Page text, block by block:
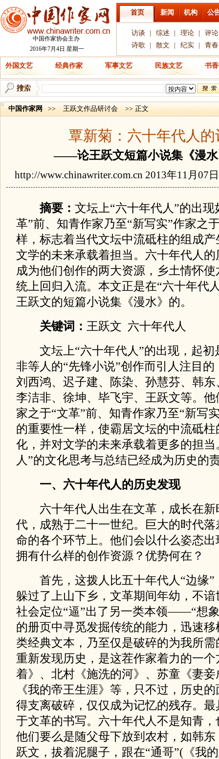
中国作家协会主办
2016年7月4日 星期一
首页 新闻 机构 公
访谈 综述 理论
评论
诗歌
散文 纪实 青春
外国文艺 经典作家 军事文艺 民族文艺 书
中国作家网 >> 王跃文作品研讨会 >> 正文
覃新菊：六十年代人
——论王跃文短篇小说集《漫水
http://www.chinawriter.com.cn 2013年11月07
摘要： 文坛上“六十年代人”的出
革”前、知青作家乃至“新写实”作家之
样，标志着当代文坛中流砥柱的组成
文学的未来承载着担当。六十年代人
成为他们创作的两大资源，乡土情怀
统上回归入流。本文正是在“六十年代
王跃文的短篇小说集《漫水》的。
关键词： 王跃文 六十年代人
文坛上“六十年代人”的出现，起初
非等人的“先锋小说”创作而引人注目
刘西鸿、迟子建、陈染、孙慧芬、韩
李洁非、徐坤、毕飞宇、王跃文等。
家之于“文革”前、知青作家乃至“新写
的重要性一样，使霸居文坛的中流砥
化，并对文学的未来承载着更多的担
人”的文化思考与总结已经成为历史的
一、六十年代人的历史发现
六十年代人出生在文革，成长在新
代，成熟于二十一世纪。巨大的时代
命的各个环节上。他们会以什么姿态
拥有什么样的创作资源？优势何在？
首先，这拨人比五十年代人“边缘”
躲过了上山下乡，文革期间年幼，不
社会定位“逼”出了另一类本领——“想
的册页中寻觅发掘传统的能力，迅速
类经典文本，乃至仅是破碎的为我所
重新发现历史，是这茬作家着力的一
着》、北村《施洗的河》、苏童《妻
《我的帝王生涯》等，只不过，历史
得支离破碎，仅仅成为记忆的残存。
于文革的书写。六十年代人不是知青
他们要么是随父母下放到农村，如韩
跃文，拔着泥腿子，跟在“通哥”(《我